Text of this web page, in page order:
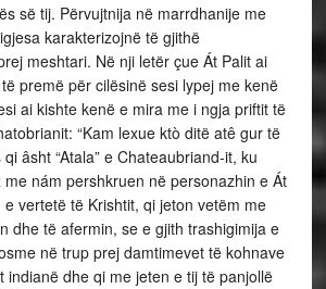
së tij. Përvujtnija në marrdhanije me
karakterizojnë të gjithë
meshtari. Në nji letër çue Át Palit ai
premë për cilësinë sesi lypej me kenë
ai kishte kenë e mira me i ngja priftit të
“Kam lexue ktò ditë atê gur të
âsht “Atala” e Chateaubriand-it, ku
nám pershkruen në personazhin e Át
vertetë të Krishtit, qi jeton vetëm me
dhe të afermin, se e gjith trashigimija e
në trup prej damtimevet të kohnave
indianë dhe qi me jeten e tij të panjollë